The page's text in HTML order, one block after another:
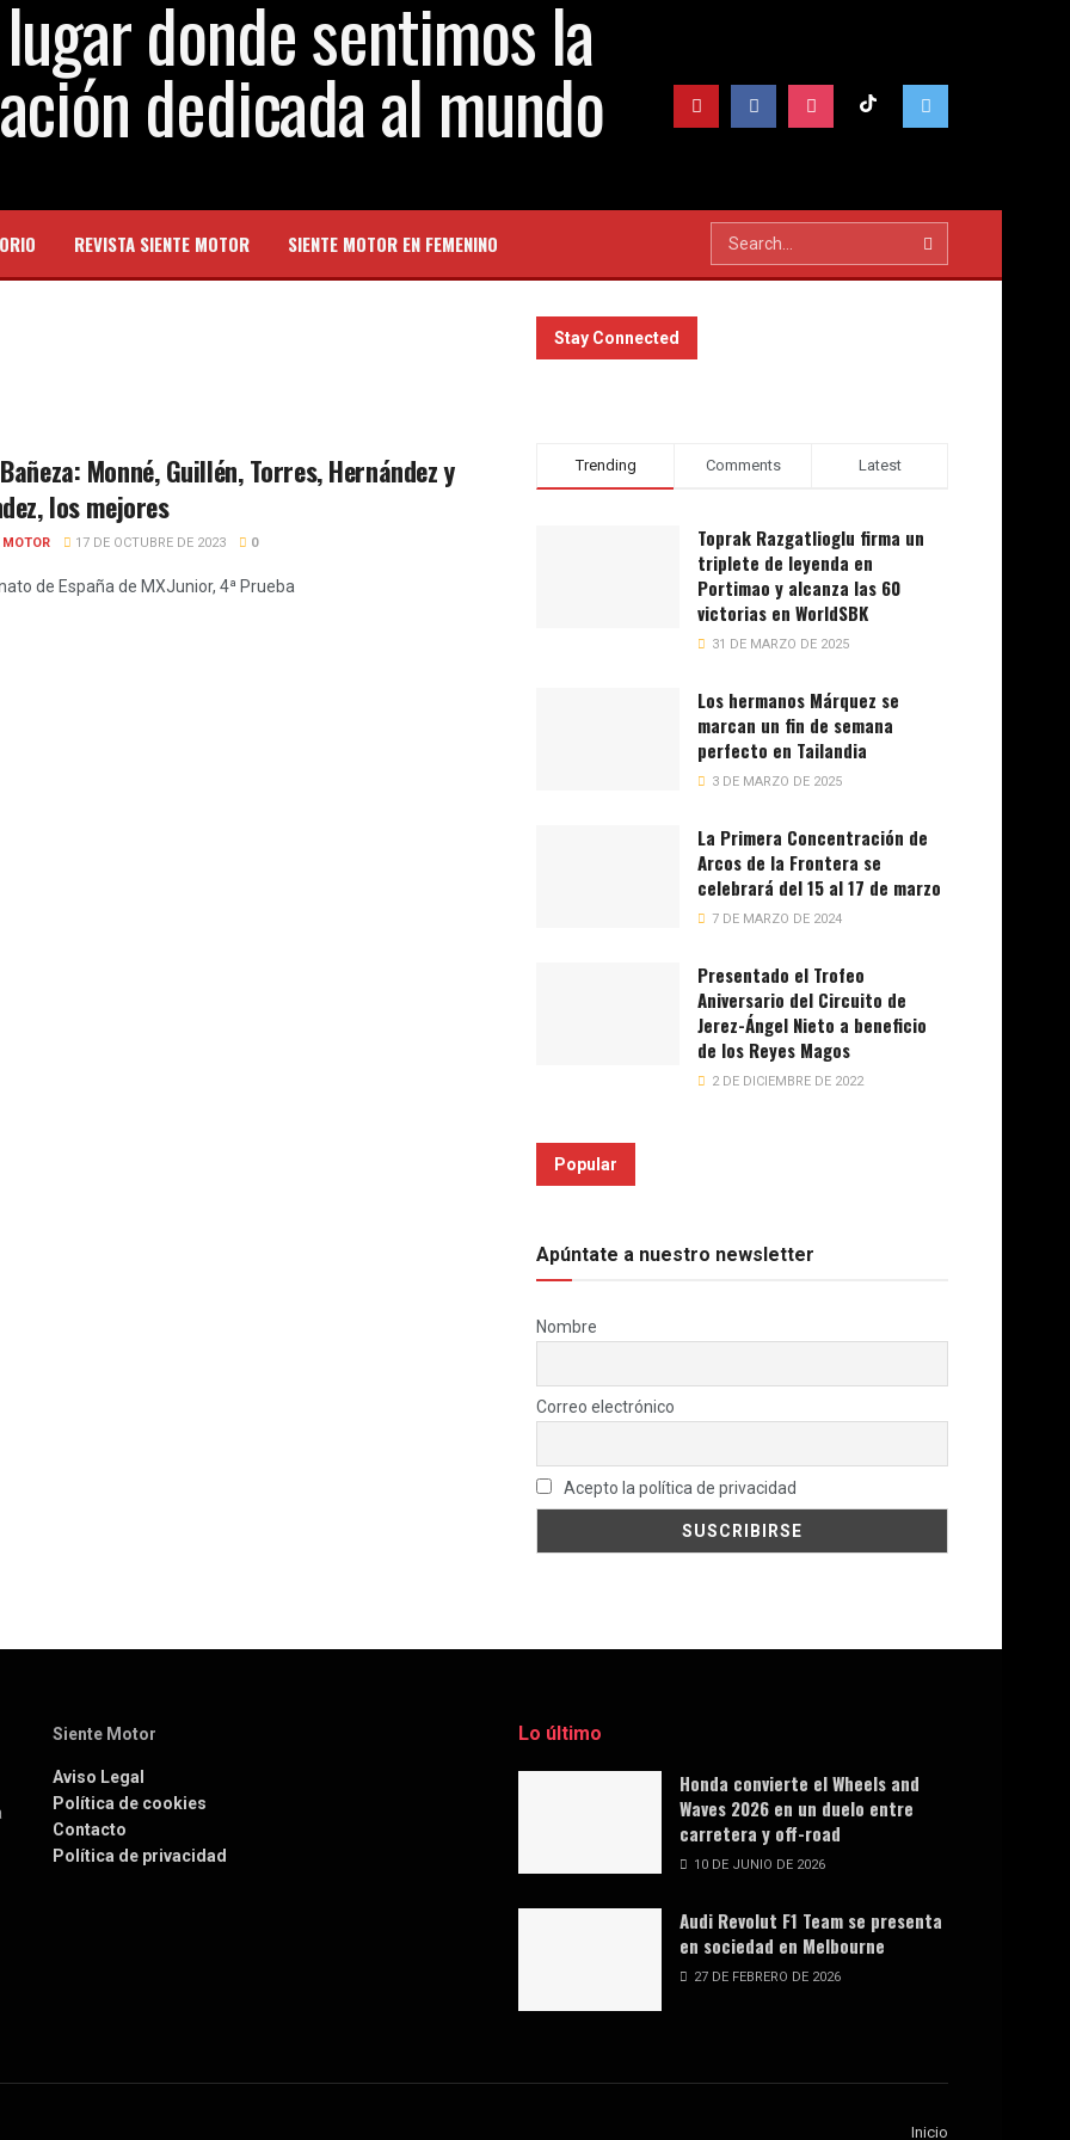
REVISTA SIENTE MOTOR SIENTE MOTOR EN FEMENINO
Monné, Guillén, Torres, Hernández y
los mejores
MOTOR 17 DE OCTUBRE DE 2023 0
de España de MXJunior, 4ª Prueba
Stay Connected
Trending Comments Latest
Toprak Razgatlioglu firma un
triplete de leyenda en
Portimao y alcanza las 60
victorias en WorldSBK
31 DE MARZO DE 2025
Los hermanos Márquez se
marcan un fin de semana
perfecto en Tailandia
3 DE MARZO DE 2025
La Primera Concentración de
Arcos de la Frontera se
celebrará del 15 al 17 de marzo
7 DE MARZO DE 2024
Presentado el Trofeo
Aniversario del Circuito de
Jerez-Ángel Nieto a beneficio
de los Reyes Magos
2 DE DICIEMBRE DE 2022
Popular
Apúntate a nuestro newsletter
Nombre
Correo electrónico
Acepto la política de privacidad
Siente Motor
Aviso Legal
Política de cookies
Contacto
Política de privacidad
Lo último
Honda convierte el Wheels and
Waves 2026 en un duelo entre
carretera y off-road
10 DE JUNIO DE 2026
Audi Revolut F1 Team se presenta
en sociedad en Melbourne
27 DE FEBRERO DE 2026
Inicio